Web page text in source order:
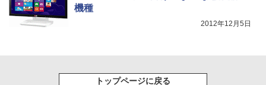
機種
2012年12月5日
トップページに戻る